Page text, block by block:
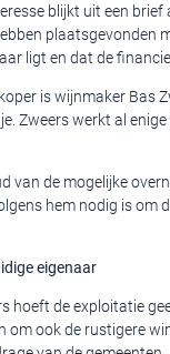
blijkt uit een
plaatsgevonden
ligt en dat de
is wijnmaker Bas
Zweers werkt al
van de mogelijke
hem nodig is om
eigenaar
hoeft de exploitatie
om ook de rustigere